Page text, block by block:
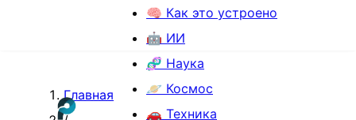
🧠 Как это устроено
🤖 ИИ
🧬 Наука
🪐 Космос
🚗 Техника
Главная